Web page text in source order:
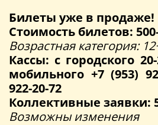
Билеты уже в продаже!
Стоимость билетов:
Возрастная категория:
Кассы: с городского
мобильного +7 (953)
922-20-72
Коллективные заявки:
Возможны изменения